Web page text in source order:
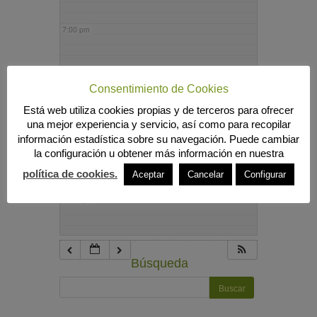
7:00 pm
9:00 pm
10:00 pm
Búsqueda
Consentimiento de Cookies
Está web utiliza cookies propias y de terceros para ofrecer
una mejor experiencia y servicio, así como para recopilar
información estadística sobre su navegación. Puede cambiar
la configuración u obtener más información en nuestra
política de cookies.
Aceptar Cancelar Configurar